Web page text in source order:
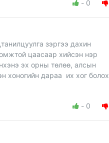
- 0
зэргээ дахин
цаасаар хийсэн нэр
эх орны төлөө, алсын
хоногийн дараа их хог болох
- 0